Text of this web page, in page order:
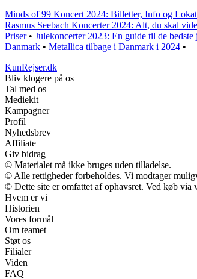
Minds of 99 Koncert 2024: Billetter, Info og
Rasmus Seebach Koncerter 2024: Alt, du skal
Priser• Julekoncerter 2023: En guide til de
Danmark • Metallica tilbage i Danmark i 2024 •
KunRejser.dk
Bliv klogere på os
Tal med os
Mediekit
Kampagner
Profil
Nyhedsbrev
Affiliate
Giv bidrag
© Materialet må ikke bruges uden tilladelse.
© Alle rettigheder forbeholdes. Vi modtager
© Dette site er omfattet af ophavsret. Ved køb
Hvem er vi
Historien
Vores formål
Om teamet
Støt os
Filialer
Viden
FAQ